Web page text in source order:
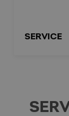
SERVICE